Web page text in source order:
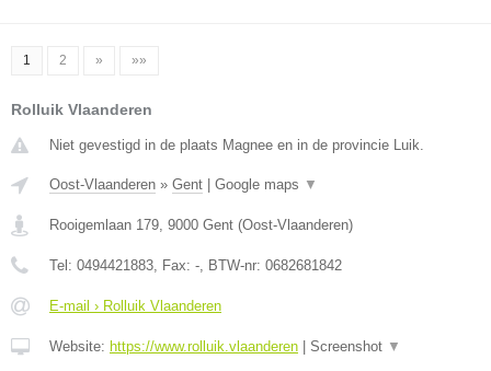
1 2 » »»
Rolluik Vlaanderen
Niet gevestigd in de plaats Magnee en in de provincie Luik.
Oost-Vlaanderen » Gent Google maps ▼
Rooigemlaan 179, 9000 Gent (Oost-Vlaanderen)
Tel: 0494421883, Fax: -, BTW-nr: 0682681842
E-mail › Rolluik Vlaanderen
Website: https://www.rolluik.vlaanderen Screenshot ▼